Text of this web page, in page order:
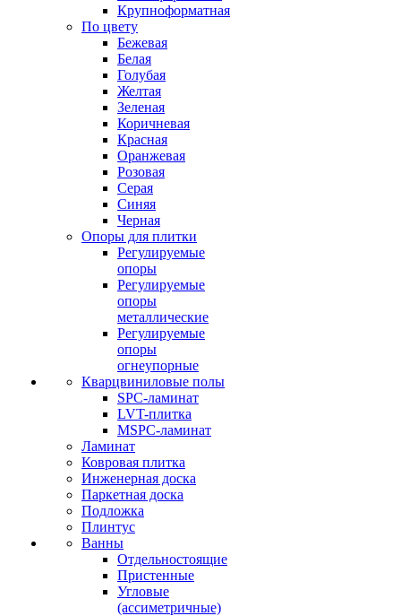
Крупноформатная
По цвету
Бежевая
Белая
Голубая
Желтая
Зеленая
Коричневая
Красная
Оранжевая
Розовая
Серая
Синяя
Черная
Опоры для плитки
Регулируемые
опоры
Регулируемые
опоры
металлические
Регулируемые
опоры
огнеупорные
Кварцвиниловые полы
SPC-ламинат
LVT-плитка
MSPC-ламинат
Ламинат
Ковровая плитка
Инженерная доска
Паркетная доска
Подложка
Плинтус
Ванны
Отдельностоящие
Пристенные
Угловые
(ассиметричные)